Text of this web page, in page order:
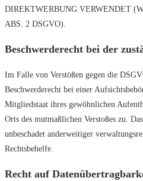
DIREKTWERBUNG VERWENDET
ABS. 2 DSGVO).
Beschwerde­recht bei der
Im Falle von Verstößen gegen die
Beschwerderecht bei einer
Mitgliedstaat ihres gewöhnlichen
Orts des mutmaßlichen Verstoßes zu.
unbeschadet anderweitiger
Rechtsbehelfe.
Recht auf